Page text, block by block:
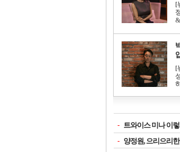
[
[
- 트와이스 미나 이
- 양정원, 으리으리